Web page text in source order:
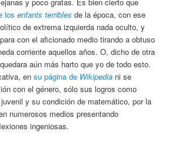
losenfants terribles de la época, con ese
de extrema izquierda nada oculto, y
con el aficionado medio tirando a obtuso
corriente aquellos años. O, dicho de otra
aún más harto que yo de todo esto.
ensu página de Wikipedia ni se
con el género, sólo sus logros como
y su condición de matemático, por la
numerosos medios presentando
ingeniosas.